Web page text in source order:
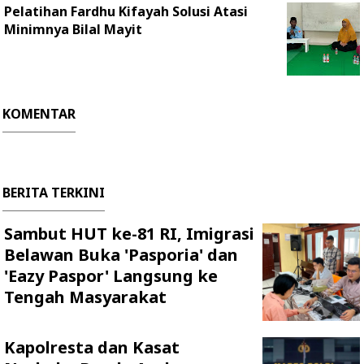
Pelatihan Fardhu Kifayah Solusi Atasi
Minimnya Bilal Mayit
KOMENTAR
BERITA TERKINI
Sambut HUT ke-81 RI, Imigrasi
Belawan Buka 'Pasporia' dan
'Eazy Paspor' Langsung ke
Tengah Masyarakat
Kapolresta dan Kasat